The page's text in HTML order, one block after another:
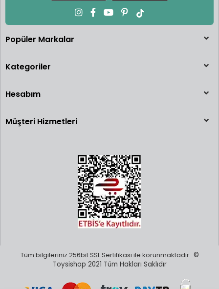
Popüler Markalar
Kategoriler
Hesabım
Müşteri Hizmetleri
Tüm bilgileriniz 256bit SSL Sertifikası ile korunmaktadır. ©
Toysishop 2021 Tüm Hakları Saklıdır